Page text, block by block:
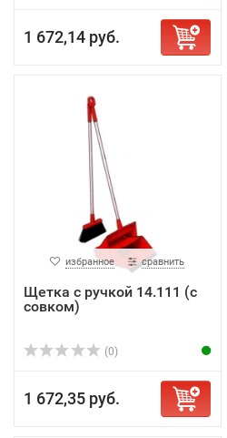
1 672,14 руб.
избранное сравнить
Щетка с ручкой 14.111 (с
совком)
(0)
1 672,35 руб.